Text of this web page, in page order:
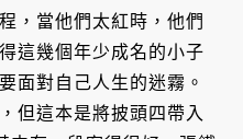
，當他們太紅時，他們
這幾個年少成名的小子
面對自己人生的迷霧。
但這本是將披頭四帶入